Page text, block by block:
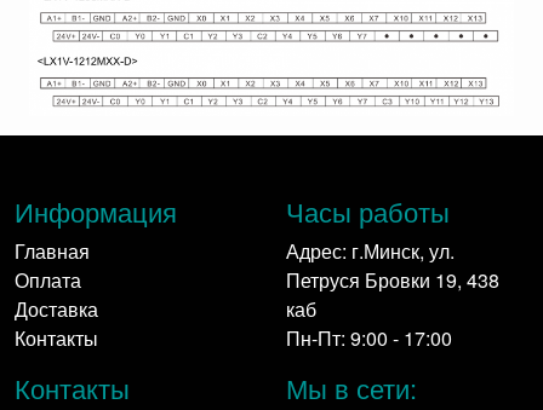
Информация
Главная
Оплата
Доставка
Контакты
Часы работы
Адрес: г.Минск, ул.
Петруся Бровки 19, 438
каб
Пн-Пт: 9:00 - 17:00
Контакты Мы в сети: